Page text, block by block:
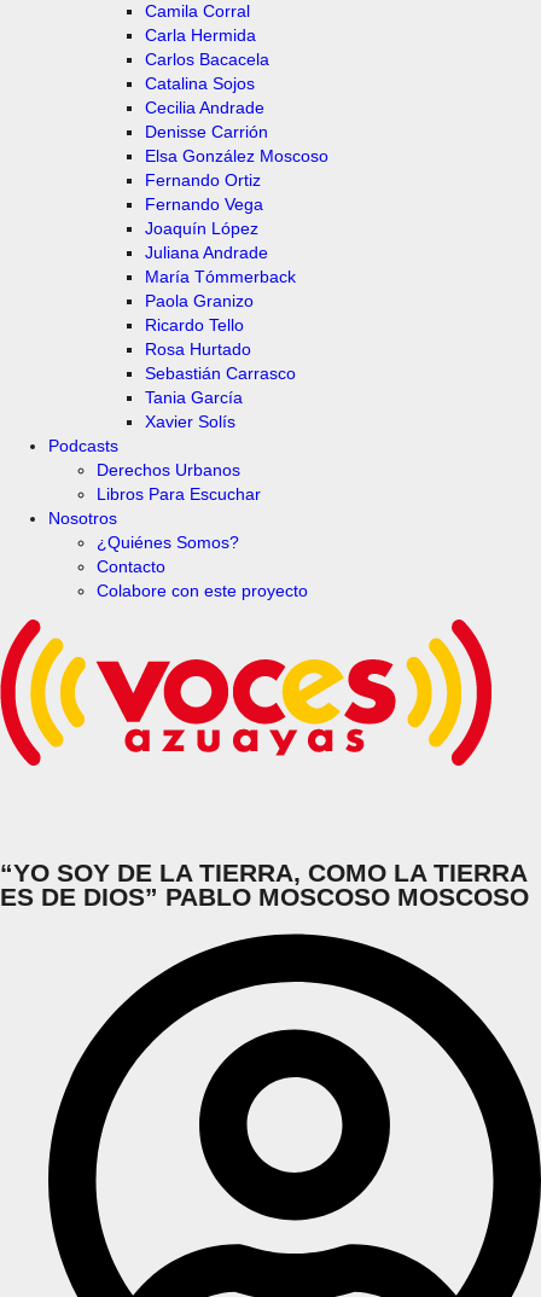
Camila Corral
Carla Hermida
Carlos Bacacela
Catalina Sojos
Cecilia Andrade
Denisse Carrión
Elsa González Moscoso
Fernando Ortiz
Fernando Vega
Joaquín López
Juliana Andrade
María Tómmerback
Paola Granizo
Ricardo Tello
Rosa Hurtado
Sebastián Carrasco
Tania García
Xavier Solís
Podcasts
Derechos Urbanos
Libros Para Escuchar
Nosotros
¿Quiénes Somos?
Contacto
Colabore con este proyecto
“YO SOY DE LA TIERRA, COMO LA TIERRA
ES DE DIOS” PABLO MOSCOSO MOSCOSO